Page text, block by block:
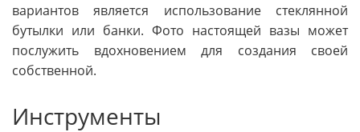
вариантов является использование стеклянной
бутылки или банки. Фото настоящей вазы может
послужить вдохновением для создания своей
собственной.
Инструменты